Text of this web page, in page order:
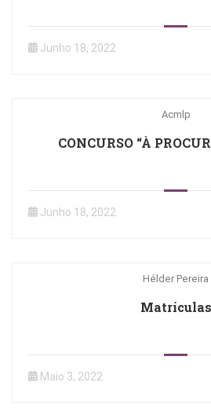
Junho 18, 2022
Acmlp
CONCURSO “À
Junho 18, 2022
Hélder Pereira
Matrículas
Maio 3, 2022